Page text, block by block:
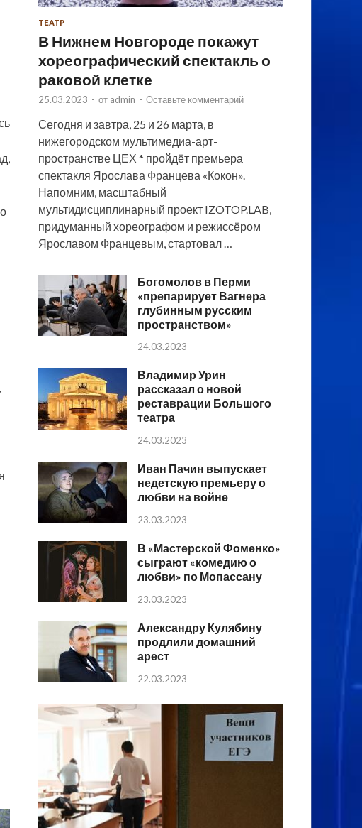
ТЕАТР
В Нижнем Новгороде покажут
хореографический спектакль о
раковой клетке
25.03.2023 - от admin - Оставьте комментарий
Сегодня и завтра, 25 и 26 марта, в
нижегородском мультимедиа-арт-
пространстве ЦЕХ * пройдёт премьера
спектакля Ярослава Францева «Кокон».
Напомним, масштабный
мультидисциплинарный проект IZOTOP.LAB,
придуманный хореографом и режиссёром
Ярославом Францевым, стартовал …
Богомолов в Перми
«препарирует Вагнера
глубинным русским
пространством»
24.03.2023
Владимир Урин
рассказал о новой
реставрации Большого
театра
24.03.2023
Иван Пачин выпускает
недетскую премьеру о
любви на войне
23.03.2023
В «Мастерской Фоменко»
сыграют «комедию о
любви» по Мопассану
23.03.2023
Александру Кулябину
продлили домашний
арест
22.03.2023